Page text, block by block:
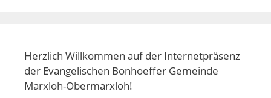
Herzlich Willkommen auf der Internetpräsenz
der Evangelischen Bonhoeffer Gemeinde
Marxloh-Obermarxloh!